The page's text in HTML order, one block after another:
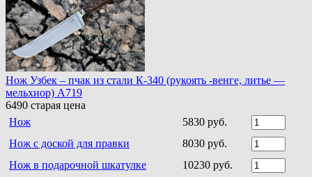
Нож Узбек – пчак из стали К-340 (рукоять -венге, литье —
мельхиор) A719
6490 старая цена
Нож
5830 руб.
Нож с доской для правки
8030 руб.
Нож в подарочной шкатулке
10230 руб.